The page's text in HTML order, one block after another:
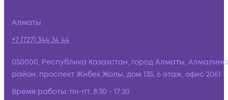
Алматы
+7 (727) 344 34 44
050000, Республика Казахстан, город Алматы,
район, проспект Жибек Жолы, дом 135, 6 этаж, офис 2061
Время работы: пн-пт, 8:30 - 17:30